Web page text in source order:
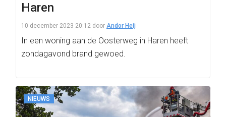
Haren
10 december 2023 20:12 door Andor Heij
In een woning aan de Oosterweg in Haren heeft
zondagavond brand gewoed.
NIEUWS